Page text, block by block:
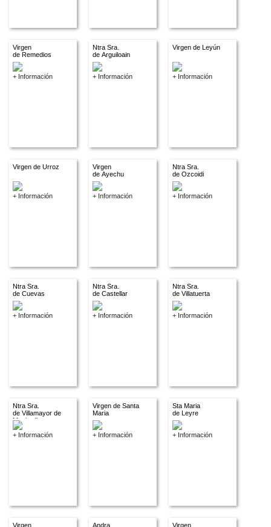
Virgen
de Remedios
+ Información
Ntra Sra.
de Arguiloain
+ Información
Virgen de Leyún
+ Información
Virgen de Urroz
+ Información
Virgen
de Ayechu
+ Información
Ntra Sra.
de Ozcoidi
+ Información
Ntra Sra.
de Cuevas
+ Información
Ntra Sra.
de Castellar
+ Información
Ntra Sra.
de Villatuerta
+ Información
Ntra Sra.
de Villamayor de
Monjardin
+ Información
Virgen de Santa
Maria
+ Información
Sta Maria
de Leyre
+ Información
Virgen
Andra
Virgen